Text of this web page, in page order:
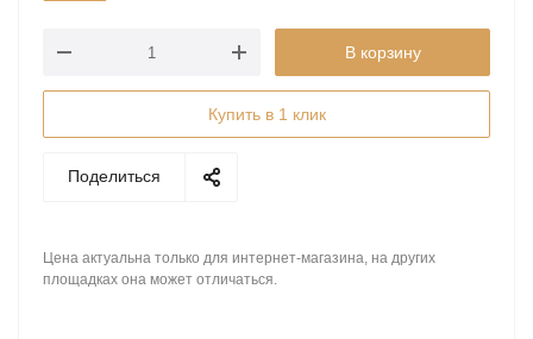
В корзину
Купить в 1 клик
Поделиться
Цена актуальна только для интернет-магазина, на других
площадках она может отличаться.